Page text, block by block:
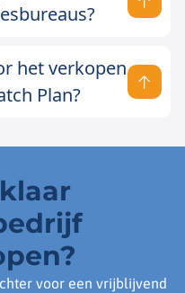
het verkopen
Plan?
voor een vrijblijvend